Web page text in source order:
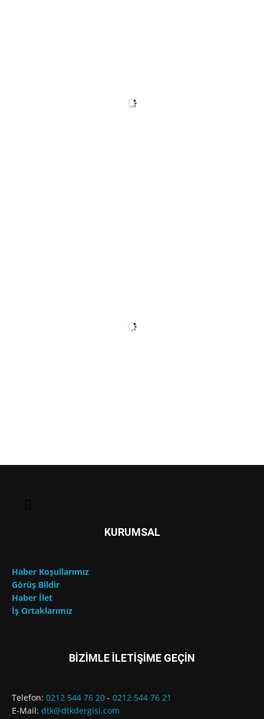
KURUMSAL
Haber Koşullarımız
Görüş Bildir
Haber İlet
İş Ortaklarımız
BİZİMLE İLETİŞİME GEÇİN
Telefon: 0212 544 76 20 - 0212 544 76 21
E-Mail: dtk@dtkdergisi.com